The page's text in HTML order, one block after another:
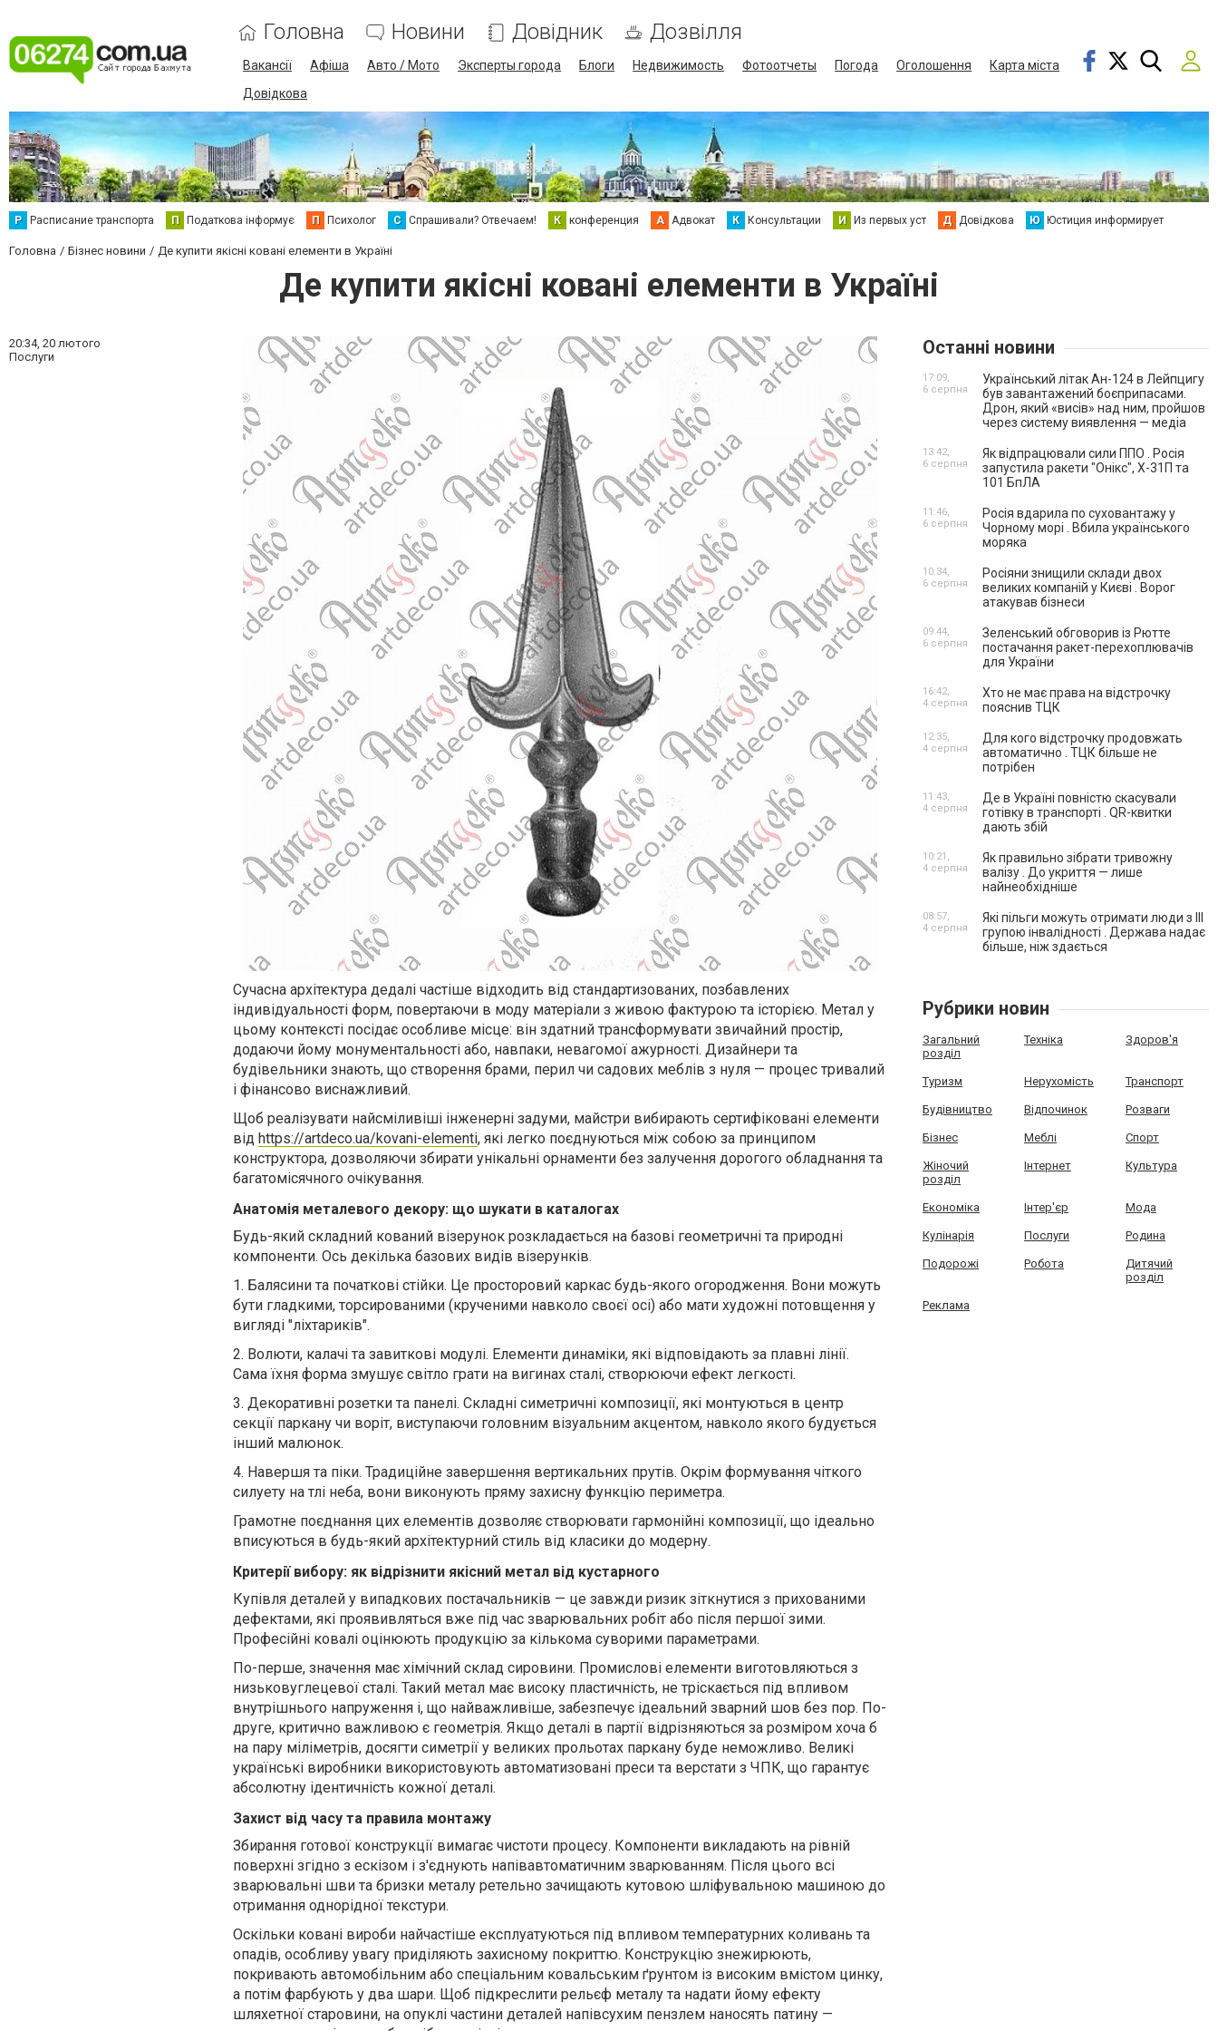
Головна Новини Довідник Дозвілля
Вакансії Афіша Авто / Мото Эксперты города Блоги Недвижимость Фотоотчеты Погода Оголошення
Карта міста
Довідкова
Р Расписание транспорта П Податкова інформує П Психолог С Спрашивали? Отвечаем! К конференция А Адвокат К Консультации И Из первых уст Д Довідкова Ю Юстиция информирует
Головна Бізнес новини Де купити якісні ковані елементи в Україні
Де купити якісні ковані елементи в Україні
20:34, 20 лютого
Послуги
Сучасна архітектура дедалі частіше відходить від стандартизованих, позбавлених
індивідуальності форм, повертаючи в моду матеріали з живою фактурою та історією. Метал у
цьому контексті посідає особливе місце: він здатний трансформувати звичайний простір,
додаючи йому монументальності або, навпаки, невагомої ажурності. Дизайнери та
будівельники знають, що створення брами, перил чи садових меблів з нуля — процес тривалий
і фінансово виснажливий.
Щоб реалізувати найсміливіші інженерні задуми, майстри вибирають сертифіковані елементи
від https://artdeco.ua/kovani-elementi, які легко поєднуються між собою за принципом
конструктора, дозволяючи збирати унікальні орнаменти без залучення дорогого обладнання та
багатомісячного очікування.
Анатомія металевого декору: що шукати в каталогах
Будь-який складний кований візерунок розкладається на базові геометричні та природні
компоненти. Ось декілька базових видів візерунків.
1. Балясини та початкові стійки. Це просторовий каркас будь-якого огородження. Вони можуть
бути гладкими, торсированими (крученими навколо своєї осі) або мати художні потовщення у
вигляді "ліхтариків".
2. Волюти, калачі та завиткові модулі. Елементи динаміки, які відповідають за плавні лінії.
Сама їхня форма змушує світло грати на вигинах сталі, створюючи ефект легкості.
3. Декоративні розетки та панелі. Складні симетричні композиції, які монтуються в центр
секції паркану чи воріт, виступаючи головним візуальним акцентом, навколо якого будується
інший малюнок.
4. Навершя та піки. Традиційне завершення вертикальних прутів. Окрім формування чіткого
силуету на тлі неба, вони виконують пряму захисну функцію периметра.
Грамотне поєднання цих елементів дозволяє створювати гармонійні композиції, що ідеально
вписуються в будь-який архітектурний стиль від класики до модерну.
Критерії вибору: як відрізнити якісний метал від кустарного
Купівля деталей у випадкових постачальників — це завжди ризик зіткнутися з прихованими
дефектами, які проявивляться вже під час зварювальних робіт або після першої зими.
Професійні ковалі оцінюють продукцію за кількома суворими параметрами.
По-перше, значення має хімічний склад сировини. Промислові елементи виготовляються з
низьковуглецевої сталі. Такий метал має високу пластичність, не тріскається під впливом
внутрішнього напруження і, що найважливіше, забезпечує ідеальний зварний шов без пор. По-
друге, критично важливою є геометрія. Якщо деталі в партії відрізняються за розміром хоча б
на пару міліметрів, досягти симетрії у великих прольотах паркану буде неможливо. Великі
українські виробники використовують автоматизовані преси та верстати з ЧПК, що гарантує
абсолютну ідентичність кожної деталі.
Захист від часу та правила монтажу
Збирання готової конструкції вимагає чистоти процесу. Компоненти викладають на рівній
поверхні згідно з ескізом і з'єднують напівавтоматичним зварюванням. Після цього всі
зварювальні шви та бризки металу ретельно зачищають кутовою шліфувальною машиною до
отримання однорідної текстури.
Оскільки ковані вироби найчастіше експлуатуються під впливом температурних коливань та
опадів, особливу увагу приділяють захисному покриттю. Конструкцію знежирюють,
покривають автомобільним або спеціальним ковальським ґрунтом із високим вмістом цинку,
а потім фарбують у два шари. Щоб підкреслити рельєф металу та надати йому ефекту
шляхетної старовини, на опуклі частини деталей напівсухим пензлем наносять патину —
Останні новини
Український літак Ан-124 в Лейпцигу
був завантажений боєприпасами.
Дрон, який «висів» над ним, пройшов
через систему виявлення — медіа
17:09,
6 серпня
Як відпрацювали сили ППО . Росія
запустила ракети "Онікс", Х-31П та
101 БпЛА
13:42,
6 серпня
Росія вдарила по суховантажу у
Чорному морі . Вбила українського
моряка
11:46,
6 серпня
Росіяни знищили склади двох
великих компаній у Києві . Ворог
атакував бізнеси
10:34,
6 серпня
Зеленський обговорив із Рютте
постачання ракет-перехоплювачів
для України
09:44,
6 серпня
Хто не має права на відстрочку
пояснив ТЦК
16:42,
4 серпня
Для кого відстрочку продовжать
автоматично . ТЦК більше не
потрібен
12:35,
4 серпня
Де в Україні повністю скасували
готівку в транспорті . QR-квитки
дають збій
11:43,
4 серпня
Як правильно зібрати тривожну
валізу . До укриття — лише
найнеобхідніше
10:21,
4 серпня
Які пільги можуть отримати люди з III
групою інвалідності . Держава надає
більше, ніж здається
08:57,
4 серпня
Рубрики новин
Загальний
розділ
Техніка Здоров'я
Туризм Нерухомість Транспорт
Будівництво Відпочинок Розваги
Бізнес Меблі Спорт
Жіночий
розділ
Інтернет Культура
Економіка Інтер'єр Мода
Кулінарія Послуги Родина
Подорожі Робота
Дитячий
розділ
Реклама